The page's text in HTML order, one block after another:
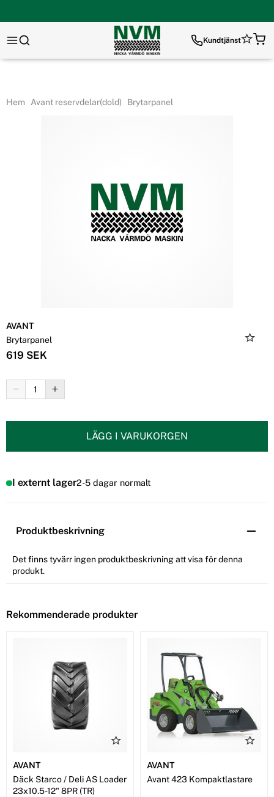
Kundtjänst
Hem Avant reservdelar(dold) Brytarpanel
AVANT
Brytarpanel
619 SEK
LÄGG I VARUKORGEN
I externt lager2-5 dagar normalt
Produktbeskrivning
Det finns tyvärr ingen produktbeskrivning att visa för denna
produkt.
Rekommenderade produkter
AVANT
Däck Starco / Deli AS Loader
23x10.5-12" 8PR (TR)
AVANT
Avant 423 Kompaktlastare